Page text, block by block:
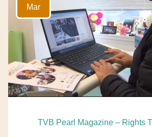
Mar
TVB Pearl Magazine – Rights